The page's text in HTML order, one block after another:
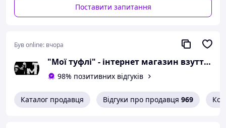
Черевики з серії
Натуральна шкіра.
Колір:
Матеріал верху:
натуральна шкіра
Поставити запитання
Був online: вчора
"Мої туфлі" - інтернет магазин взуття на всі випадки життя.
98% позитивних відгуків
Каталог продавця Відгуки про продавця 969